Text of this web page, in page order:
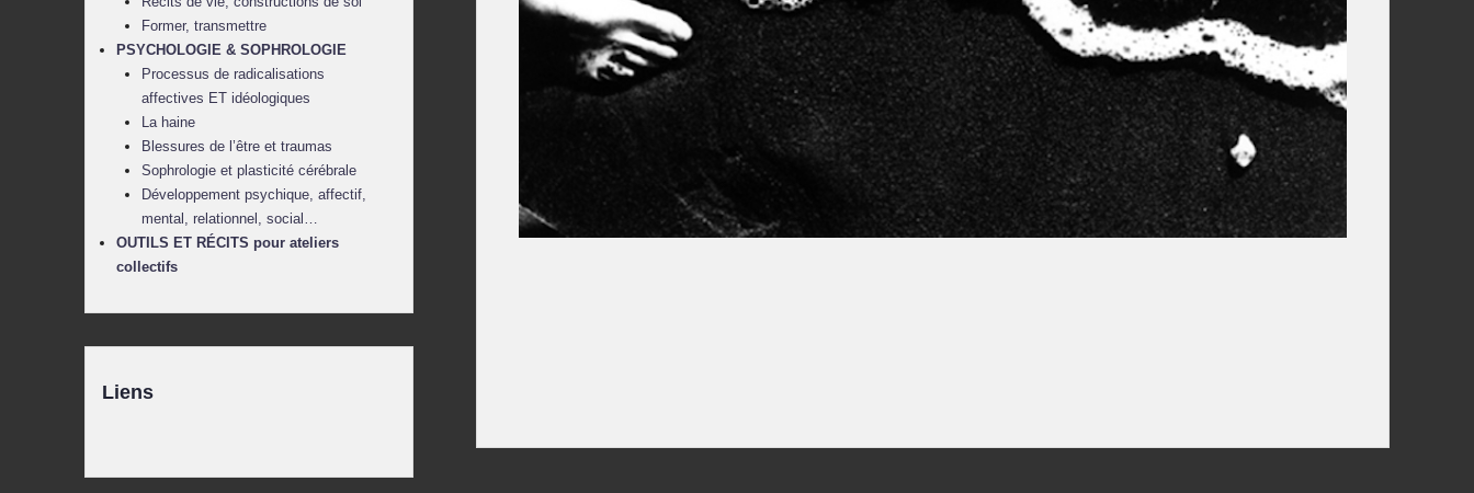
Former, transmettre
PSYCHOLOGIE & SOPHROLOGIE
Processus de radicalisations
affectives ET idéologiques
La haine
Blessures de l’être et traumas
Sophrologie et plasticité cérébrale
Développement psychique, affectif,
mental, relationnel, social…
OUTILS ET RÉCITS pour ateliers
collectifs
Liens